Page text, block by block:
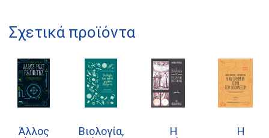
Σχετικά προϊόντα
Άλλος
Βιολογία,
Η
Η
kombrai.bs@gmail.com
Πολιτική προστασίας δεδομένων
Πολιτική επιστροφών